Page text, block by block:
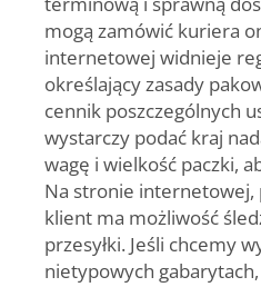
mogą zamówić kuriera
internetowej widnieje
określający zasady
cennik poszczególnych
wystarczy podać kraj
wagę i wielkość paczki,
Na stronie
klient ma możliwość
przesyłki. Jeśli chcemy
nietypowych